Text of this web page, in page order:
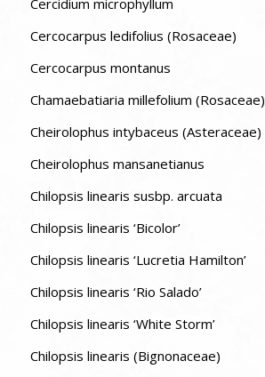
Cercocarpus ledifolius (Rosaceae)
Cercocarpus montanus
Chamaebatiaria millefolium (Rosaceae)
Cheirolophus intybaceus (Asteraceae)
Cheirolophus mansanetianus
Chilopsis linearis susbp. arcuata
Chilopsis linearis ‘Bicolor’
Chilopsis linearis ‘Lucretia Hamilton’
Chilopsis linearis ‘Rio Salado’
Chilopsis linearis ‘White Storm’
Chilopsis linearis (Bignonaceae)